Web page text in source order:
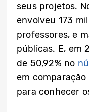
seus projetos.
envolveu 173
professores, e
públicas. E, em
de 50,92% no
em
para conhecer